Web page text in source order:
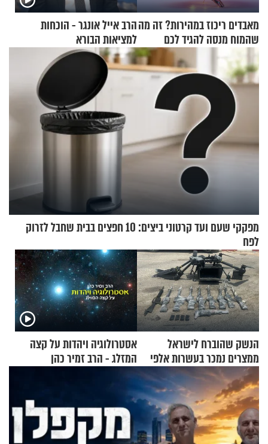
מאבדים ריכוז במהירות? זה מה
שהמוח מנסה להגיד לכם
הרב אייל אונגר - הוכחות
למציאות הבורא
מפקקי שעם ועד קרטוני ביצים: 10 חפצים בבית שחבל לזרוק
לפח
הנשק שהוברח לישראל
ממצרים נמכר בעשרות אלפי
שקלים
אסטרולוגיה ויהדות על קצה
המזלג - הרב זמיר כהן